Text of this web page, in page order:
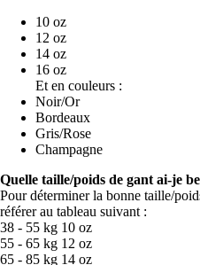
10 oz
12 oz
14 oz
16 oz
Et en couleurs :
Noir/Or
Bordeaux
Gris/Rose
Champagne
Quelle taille/poids de gant ai-je
Pour déterminer la bonne taille/
référer au tableau suivant :
38 - 55 kg 10 oz
55 - 65 kg 12 oz
65 - 85 kg 14 oz